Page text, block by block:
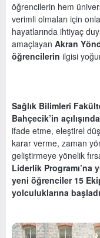
öğrencilerin hem
verimli olmaları için
hayatlarında ihtiyaç
amaçlayan Akran
öğrencilerin ilgisi
Sağlık Bilimleri
Bahçecik’in
ifade etme, eleştirel
karar verme, zaman
geliştirmeye yönelik
Liderlik Programı’na
yeni öğrenciler 15
yolculuklarına